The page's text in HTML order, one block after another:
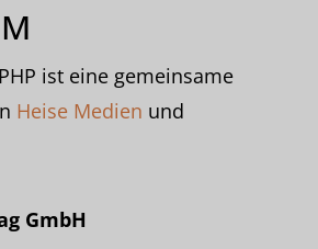
ist eine gemeinsame
Heise Medien und
GmbH